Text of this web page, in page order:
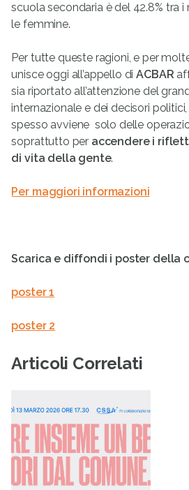
scuola secondaria è del 42.8% tra i
le femmine.
Per tutte queste ragioni, e per
unisce oggi all’appello diACBAR
sia riportato all’attenzione del
internazionale e dei decisori politici,
spesso avviene  solo delle
soprattutto per accendere i
di vita della gente.
Per maggiori informazioni
Scarica e diffondi i poster della
poster 1
poster 2
Articoli Correlati